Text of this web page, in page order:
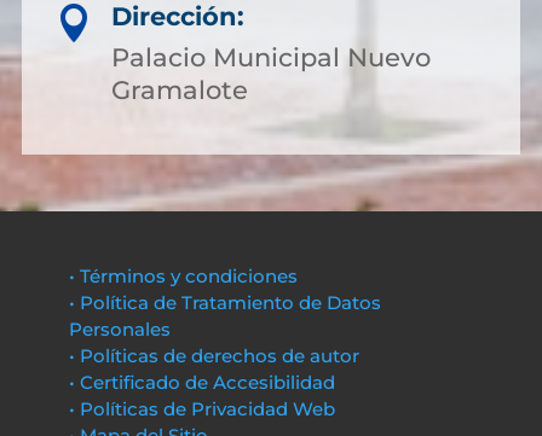

Dirección:
Palacio Municipal Nuevo
Gramalote
• Términos y condiciones
• Política de Tratamiento de Datos
Personales
• Políticas de derechos de autor
• Certificado de Accesibilidad
• Políticas de Privacidad Web